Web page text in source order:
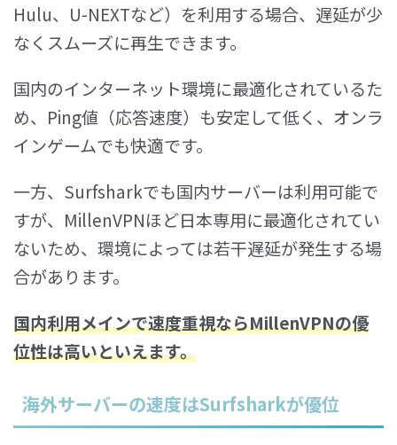
Hulu、U-NEXTなど）を利用する場合、遅延が少
なくスムーズに再生できます。
国内のインターネット環境に最適化されているた
め、Ping値（応答速度）も安定して低く、オンラ
インゲームでも快適です。
一方、Surfsharkでも国内サーバーは利用可能で
すが、MillenVPNほど日本専用に最適化されてい
ないため、環境によっては若干遅延が発生する場
合があります。
国内利用メインで速度重視ならMillenVPNの優
位性は高いといえます。
海外サーバーの速度はSurfsharkが優位